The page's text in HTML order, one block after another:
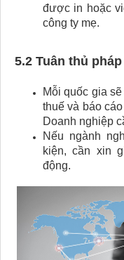
được in hoặc
công ty mẹ.
5.2 Tuân thủ
Mỗi quốc gia
thuế và báo
Doanh nghiệp
Nếu ngành
kiện, cần xin
động.